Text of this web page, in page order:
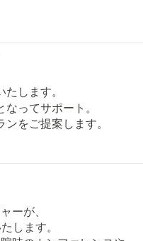
します。
ってサポート。
をご提案します。
ーが、
します。